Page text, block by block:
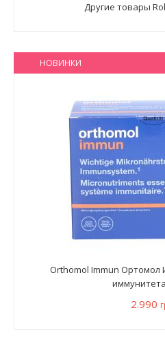
Другие товары
НОВИНКИ
Orthomol Immun Ортомол
2.990